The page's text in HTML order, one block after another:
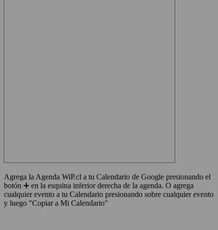
Agrega la Agenda WiP.cl a tu Calendario de Google presionando el
botón ➕ en la esquina inferior derecha de la agenda. O agrega
cualquier evento a tu Calendario presionando sobre cualquier evento
y luego "Copiar a Mi Calendario"